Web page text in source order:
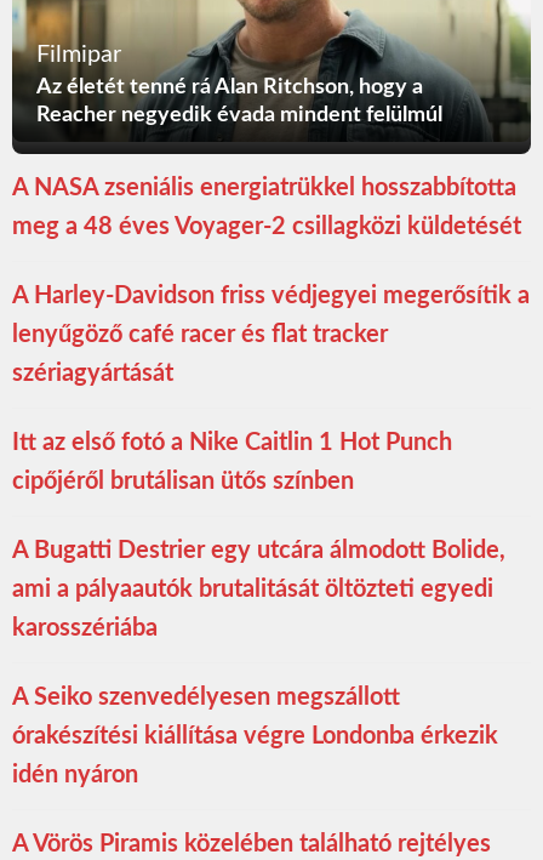
Filmipar
Az életét tenné rá Alan Ritchson, hogy a
Reacher negyedik évada mindent felülmúl
A NASA zseniális energiatrükkel hosszabbította
meg a 48 éves Voyager-2 csillagközi küldetését
A Harley-Davidson friss védjegyei megerősítik a
lenyűgöző café racer és flat tracker
szériagyártását
Itt az első fotó a Nike Caitlin 1 Hot Punch
cipőjéről brutálisan ütős színben
A Bugatti Destrier egy utcára álmodott Bolide,
ami a pályaautók brutalitását öltözteti egyedi
karosszériába
A Seiko szenvedélyesen megszállott
órakészítési kiállítása végre Londonba érkezik
idén nyáron
A Vörös Piramis közelében található rejtélyes